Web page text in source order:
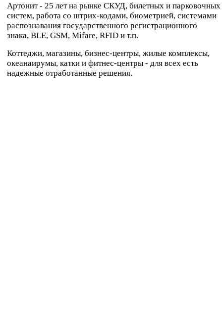
Артонит - 25 лет на рынке СКУД, билетных и парковочных
систем, работа со штрих-кодами, биометрией, системами
распознавания государственного регистрационного
знака, BLE, GSM, Mifare, RFID и т.п.
Коттеджи, магазины, бизнес-центры, жилые комплексы,
океанаирумы, катки и фитнес-центры - для всех есть
надежные отработанные решения.